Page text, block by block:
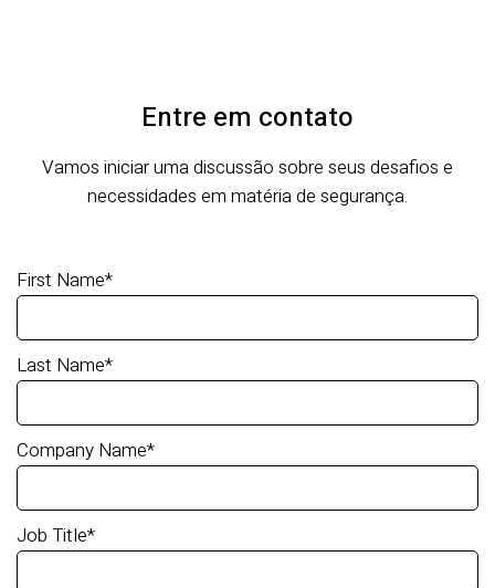
Entre em contato
Vamos iniciar uma discussão sobre seus desafios e
necessidades em matéria de segurança.
First Name*
Last Name*
Company Name*
Job Title*